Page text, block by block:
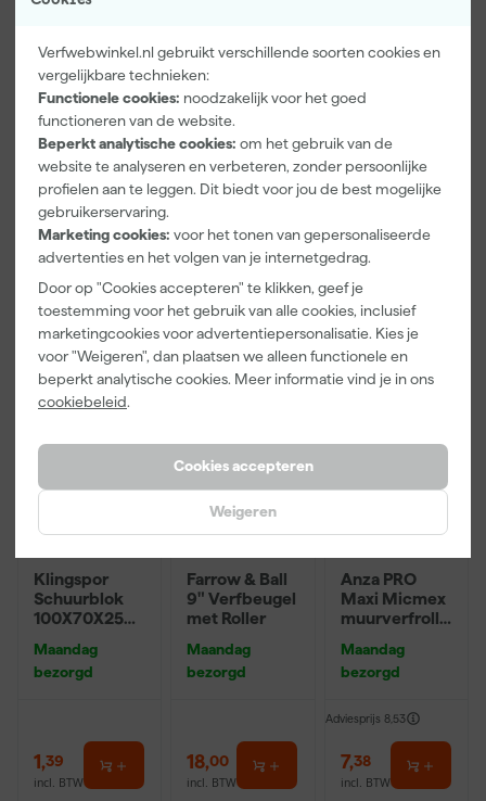
Verfwebwinkel.nl gebruikt verschillende soorten cookies en
vergelijkbare technieken:
Functionele cookies: noodzakelijk voor het goed
functioneren van de website.
Beperkt analytische cookies: om het gebruik van de
website te analyseren en verbeteren, zonder persoonlijke
profielen aan te leggen. Dit biedt voor jou de best mogelijke
gebruikerservaring.
Marketing cookies: voor het tonen van gepersonaliseerde
advertenties en het volgen van je internetgedrag.
Door op "Cookies accepteren" te klikken, geef je
toestemming voor het gebruik van alle cookies, inclusief
marketingcookies voor advertentiepersonalisatie. Kies je
voor "Weigeren", dan plaatsen we alleen functionele en
beperkt analytische cookies. Meer informatie vind je in ons
cookiebeleid.
Cookies accepteren
Weigeren
Paintura
Lucamax
Washi tape -
50mx24mm
Maandag
bezorgd
Adviesprijs 6,00
3,99
incl. BTW
Farrow & Ball
F&B
Kleurenwaaie
r
Maandag
bezorgd
22,00
incl. BTW
Go!Paint Roll
Verfbak -
12cm Roller -
0,5L + 5
Inzetbakken
Maandag
bezorgd
3,99
incl. BTW
Klingspor
Schuurblok
100X70X25m
P220
Maandag
bezorgd
1,39
incl. BTW
Farrow & Ball
9" Verfbeugel
met Roller
Maandag
bezorgd
18,00
incl. BTW
Anza PRO
Maxi Micmex
muurverfrolle
Maandag
bezorgd
Adviesprijs 8,53
7,38
incl. BTW